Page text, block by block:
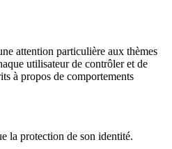
attention particulière aux thèmes
utilisateur de contrôler et de
à propos de comportements
la protection de son identité.